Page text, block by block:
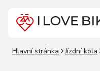
Hlavní stránka Jízdní kola